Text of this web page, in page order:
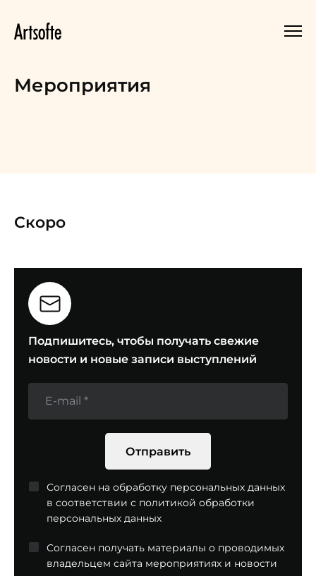
Мероприятия
Скоро
Подпишитесь, чтобы получать свежие
новости и новые записи выступлений
E-mail
Согласен на обработку персональных данных
в соответствии с политикой обработки
персональных данных
Согласен получать материалы о проводимых
владельцем сайта мероприятиях и новости
Отправить